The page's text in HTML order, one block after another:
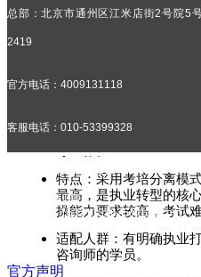
展辅助工作及心理健康
二级心理咨询师：能熟
一级心理咨询师：具备
导工作。
特点：采用考培分离模
最高，是执业转型的核
操能力要求较高，考试难
适配人群：有明确执业
咨询师的学员。
总部：北京市通州区江米店街2号院5
2419
官方电话：4009131118
客服电话：010-53399328
招生老师：13381157571
商务合作：15321133675@139.com
官方抖音
官方声明